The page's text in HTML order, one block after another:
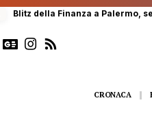
Scalatore francese di 22 anni
CRONACA